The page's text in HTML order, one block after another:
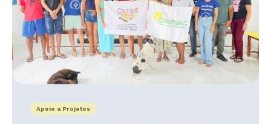
Apoio a Projetos